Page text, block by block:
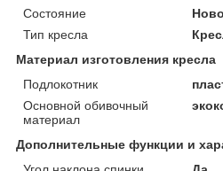
Состояние
Тип кресла
Материал изготовления кресла
Подлокотник
Основной обивочный
материал
Дополнительные функции и